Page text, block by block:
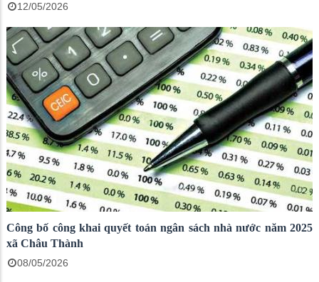
12/05/2026
Công bố công khai quyết toán ngân sách nhà nước năm 2025
xã Châu Thành
08/05/2026